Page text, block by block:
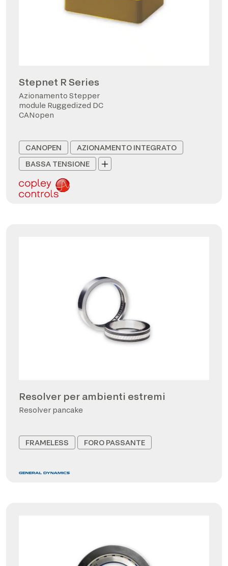
Stepnet R Series
Azionamento Stepper
module Ruggedized DC
CANopen
CANOPEN
AZIONAMENTO INTEGRATO
BASSA TENSIONE
Resolver per ambienti estremi
Resolver pancake
FRAMELESS FORO PASSANTE